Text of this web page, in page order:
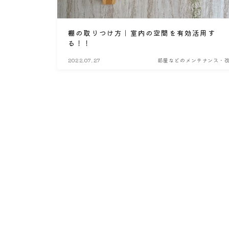
棚の取りつけ方｜室内の空間を有効活用す
る！！
2022.07.27 部屋などのメンテナンス・